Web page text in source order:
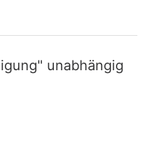
unabhängig